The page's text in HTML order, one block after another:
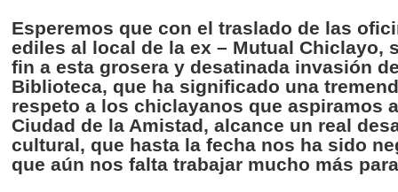
Esperemos que con el traslado de las
ediles al local de la ex – Mutual Chiclayo,
fin a esta grosera y desatinada invasión
Biblioteca, que ha significado una
respeto a los chiclayanos que aspiramos
Ciudad de la Amistad, alcance un real
cultural, que hasta la fecha nos ha sido
que aún nos falta trabajar mucho más para